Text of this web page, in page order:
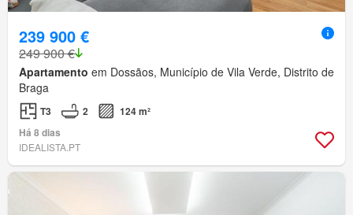
239 900 €
249 900 €
Apartamento em Dossãos, Município de Vila Verde, Distrito de
Braga
T3 2
124 m²
Há 8 dias
IDEALISTA.PT